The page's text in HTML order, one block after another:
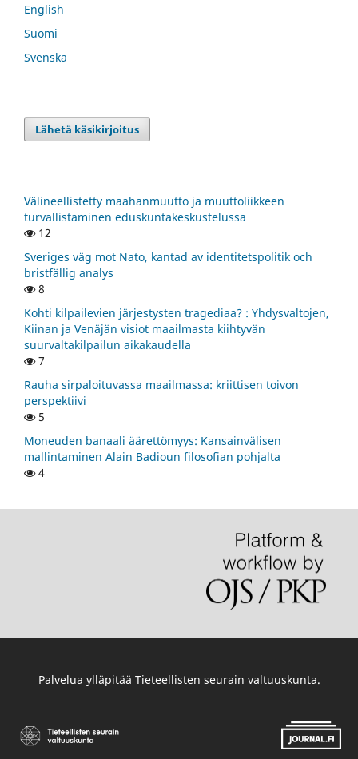
English
Suomi
Svenska
Lähetä käsikirjoitus
Välineellistetty maahanmuutto ja muuttoliikkeen
turvallistaminen eduskuntakeskustelussa
12
Sveriges väg mot Nato, kantad av identitetspolitik och
bristfällig analys
8
Kohti kilpailevien järjestysten tragediaa? : Yhdysvaltojen,
Kiinan ja Venäjän visiot maailmasta kiihtyvän
suurvaltakilpailun aikakaudella
7
Rauha sirpaloituvassa maailmassa: kriittisen toivon
perspektiivi
5
Moneuden banaali äärettömyys: Kansainvälisen
mallintaminen Alain Badioun filosofian pohjalta
4
Palvelua ylläpitää Tieteellisten seurain valtuuskunta.